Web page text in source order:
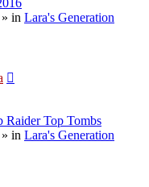
in Lara's Generation
Raider Top Tombs
in Lara's Generation